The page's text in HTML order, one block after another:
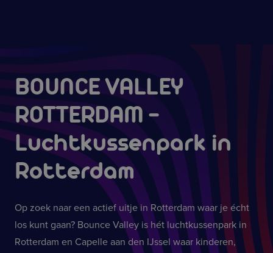
BOUNCE VALLEY
ROTTERDAM -
Luchtkussenpark in
Rotterdam
Op zoek naar een actief uitje in Rotterdam waar je écht
los kunt gaan? Bounce Valley is hét luchtkussenpark in
Rotterdam en Capelle aan den IJssel waar kinderen,